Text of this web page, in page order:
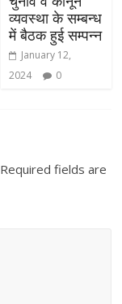
व्यवस्था के सम्बन्ध
में बैठक हुई सम्पन्न
January 12,
2024
0
Required fields are